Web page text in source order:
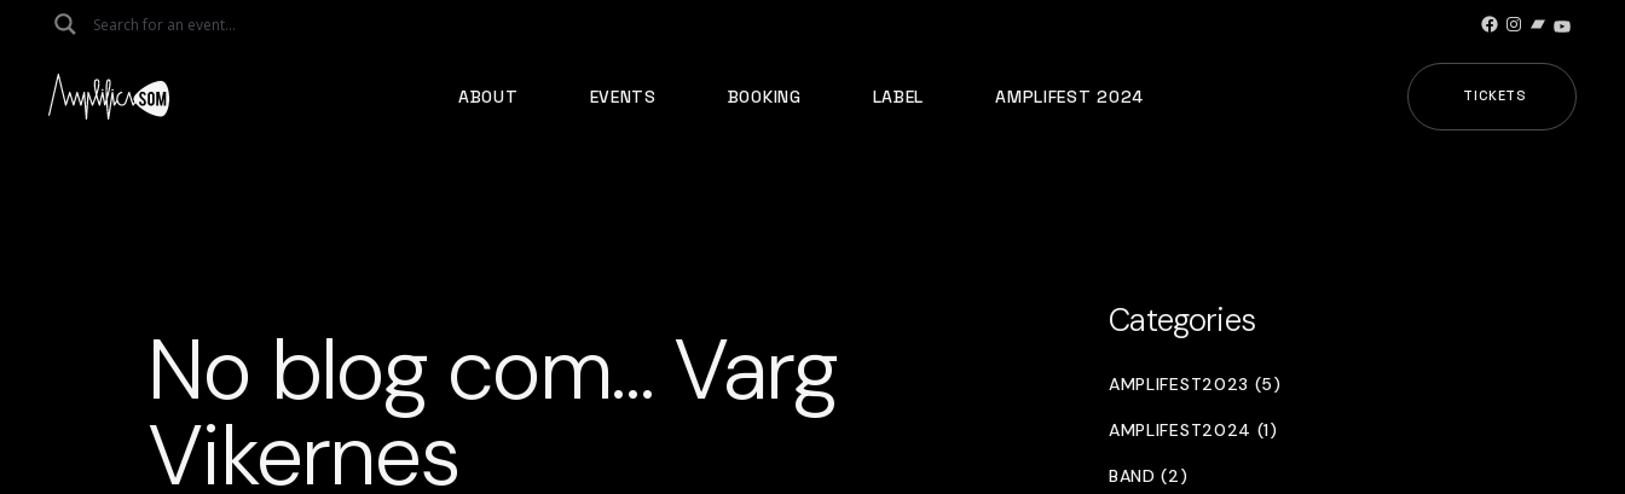
Facebook
Instagram
Bandcamp
ABOUT EVENTS BOOKING LABEL AMPLIFEST 2024 TICKETS
No blog com… Varg
Vikernes
Categories
AMPLIFEST2023 (5)
AMPLIFEST2024 (1)
BAND (2)